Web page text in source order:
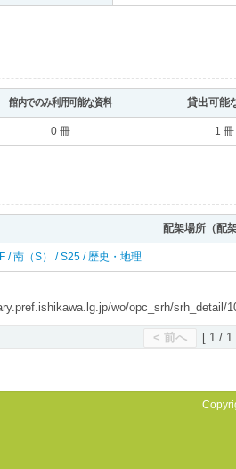
館内でのみ利用可能な資料 貸出可能
0 冊 1 冊
配架場所（配
/ 南（S） / S25 / 歴史・地理
wo/opc_srh/srh_detail/
< 前へ [ 1 /